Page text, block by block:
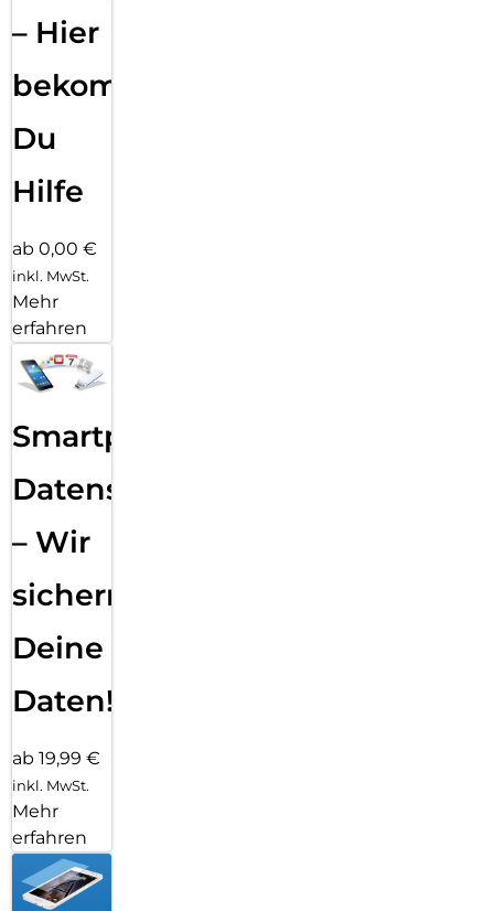
– Hier
bekommst
Du
Hilfe
ab 0,00 €
inkl. MwSt.
Mehr
erfahren
Smartphone
Datensicherung
– Wir
sichern
Deine
Daten!
ab 19,99 €
inkl. MwSt.
Mehr
erfahren